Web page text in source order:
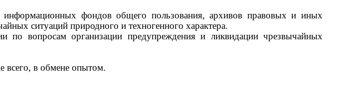
информационных фондов общего пользования, архивов правовых и иных
ситуаций природного и техногенного характера.
по вопросам организации предупреждения и ликвидации чрезвычайных
всего, в обмене опытом.